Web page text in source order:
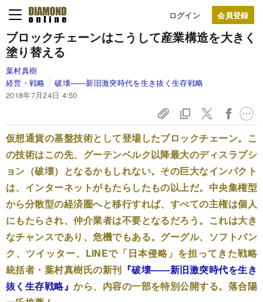
ログイン
ブロックチェーンはこうして産業構造を大きく
塗り替える
葉村真樹
経営・戦略
破壊――新旧激突時代を生き抜く生存戦略
2018年7月24日 4:50
仮想通貨の基盤技術として登場したブロックチェーン。こ
の技術はこの先、グーテンベルク以降最大のディスラプシ
ョン（破壊）となるかもしれない。その巨大なインパクト
は、インターネットがもたらしたもの以上だ。中央集権型
から分散型の経済圏へと移行すれば、すべての主権は個人
にもたらされ、仲介業者は不要となるだろう。これは大き
なチャンスであり、危機でもある。グーグル、ソフトバン
ク、ツイッター、LINEで「日本侵略」を担ってきた戦略
統括者・葉村真樹氏の新刊 『破壊――新旧激突時代を生き
抜く生存戦略』から、内容の一部を特別公開する。落合陽